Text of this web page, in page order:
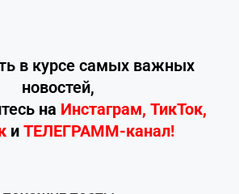
в курсе самых важных
новостей,
на Инстаграм, ТикТок,
и ТЕЛЕГРАММ-канал!